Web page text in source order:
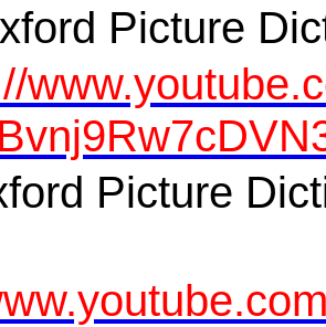
Picture
Picture